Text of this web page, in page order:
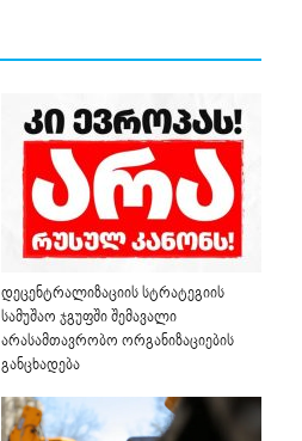
დეცენტრალიზაციის სტრატეგიის
სამუშაო ჯგუფში შემავალი
არასამთავრობო ორგანიზაციების
განცხადება